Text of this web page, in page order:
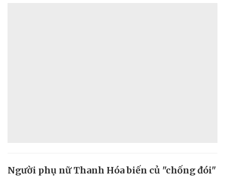
Người phụ nữ Thanh Hóa biến củ "chống đói"